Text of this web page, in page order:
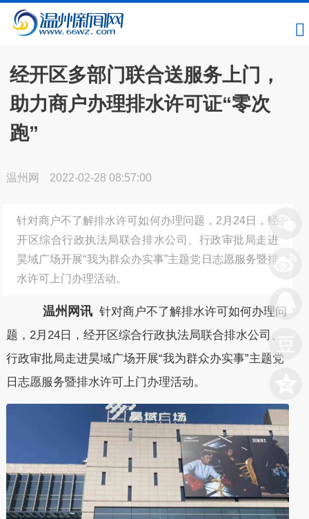
经开区多部门联合送服务上门，
助力商户办理排水许可证“零次
跑”
温州网 2022-02-28 08:57:00
针对商户不了解排水许可如何办理问题，2月24日，经
开区综合行政执法局联合排水公司、行政审批局走进
昊域广场开展“我为群众办实事”主题党日志愿服务暨排
水许可上门办理活动。
温州网讯 针对商户不了解排水许可如何办理问
题，2月24日，经开区综合行政执法局联合排水公司、
行政审批局走进昊域广场开展“我为群众办实事”主题党
日志愿服务暨排水许可上门办理活动。